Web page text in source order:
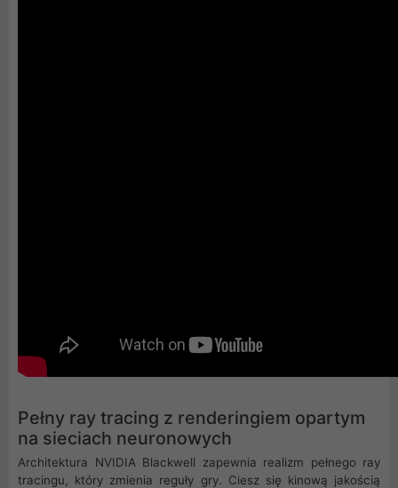
Pełny ray tracing z renderingiem opartym
na sieciach neuronowych
Architektura NVIDIA Blackwell zapewnia realizm pełnego ray
tracingu, który zmienia reguły gry. Ciesz się kinową jakością